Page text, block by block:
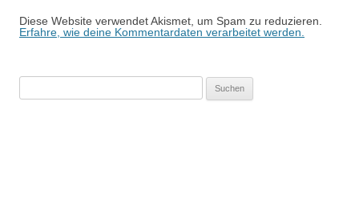
Diese Website verwendet Akismet, um Spam zu reduzieren.
Erfahre, wie deine Kommentardaten verarbeitet werden.